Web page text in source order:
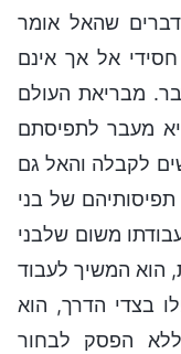
שהאל אומר
אל אך אינם
מבריאת העולם
מעבר לתפיסתם
לקבלה והאל גם
של בני
משום שלבני
הוא המשיך לעבוד
בצדי הדרך, הוא
ללא הפסק לבחור